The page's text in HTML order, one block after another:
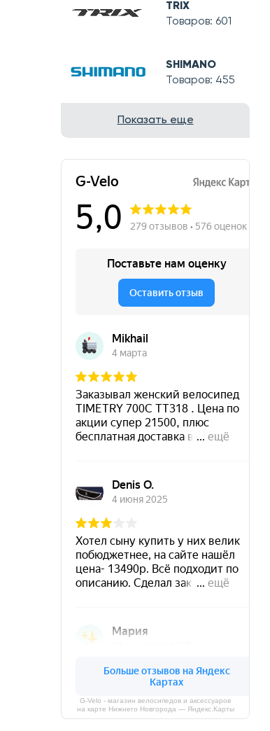
TRIX
Товаров: 601
SHIMANO
Товаров: 455
Показать еще
G-Velo - магазин велосипедов и аксессуаров
на карте Нижнего Новгорода — Яндекс.Карты